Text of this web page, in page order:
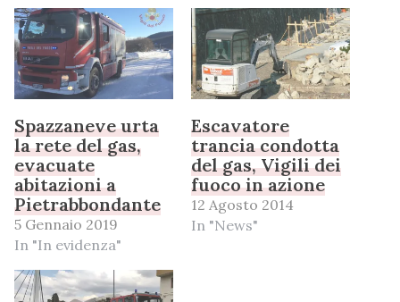
Spazzaneve urta
la rete del gas,
evacuate
abitazioni a
Pietrabbondante
5 Gennaio 2019
In "In evidenza"
Escavatore
trancia condotta
del gas, Vigili dei
fuoco in azione
12 Agosto 2014
In "News"